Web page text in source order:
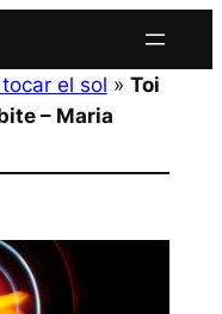
el sol » Toi
– Maria